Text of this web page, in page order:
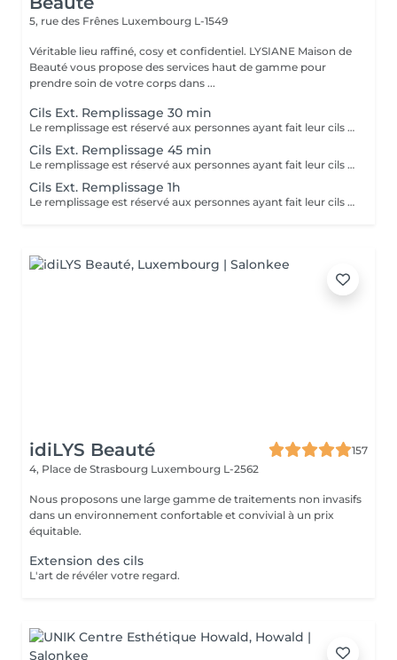
5, rue des Frênes Luxembourg L-1549
Véritable lieu raffiné, cosy et confidentiel. LYSIANE Maison de
Beauté vous propose des services haut de gamme pour
prendre soin de votre corps dans ...
Cils Ext. Remplissage 30 min
Le remplissage est réservé aux personnes ayant fait leur cils chez nous uniquement. Voir description dans la réservation d'une première pose.
Cils Ext. Remplissage 45 min
Le remplissage est réservé aux personnes ayant fait leur cils chez nous uniquement. Voir description dans la réservation d'une première pose.
Cils Ext. Remplissage 1h
Le remplissage est réservé aux personnes ayant fait leur cils chez nous uniquement. Voir description dans la réservation d'une première pose.
idiLYS Beauté
157
4, Place de Strasbourg Luxembourg L-2562
Nous proposons une large gamme de traitements non invasifs
dans un environnement confortable et convivial à un prix
équitable.
Extension des cils
L'art de révéler votre regard.